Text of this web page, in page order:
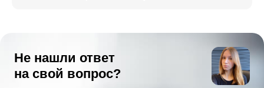
Не нашли ответ
на свой вопрос?